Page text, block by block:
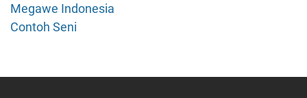
Megawe Indonesia
Contoh Seni